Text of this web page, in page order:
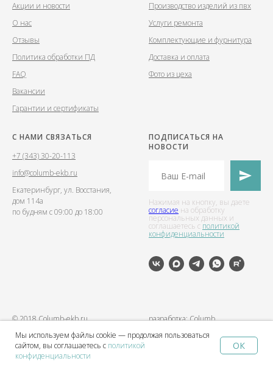
Home Catalog Cart
Мы используем файлы cookie — продолжая пользоваться
сайтом, вы соглашаетесь с политикой
конфиденциальности
ОК
Акции и новости
О нас
Отзывы
Политика обработки ПД
FAQ
Вакансии
Гарантии и сертификаты
Производство изделий из пвх
Услуги ремонта
Комплектующие и фурнитура
Доставка и оплата
Фото из цеха
С НАМИ СВЯЗАТЬСЯ
+7 (343) 30-20-113
info@columb-ekb.ru
Екатеринбург, ул. Восстания,
дом 114а
по будням с 09:00 до 18:00
ПОДПИСАТЬСЯ НА
НОВОСТИ
Нажимая на кнопку, вы даете
согласие на обработку
персональных данных и
соглашаетесь c политикой
конфиденциальности
© 2018 Columb-ekb.ru разработка: Columb